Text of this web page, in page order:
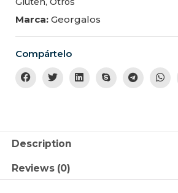
Marca: Georgalos
Compártelo
Description
Reviews (0)